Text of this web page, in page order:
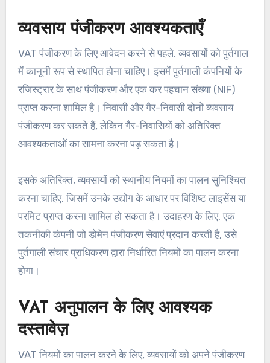
व्यवसाय पंजीकरण आवश्यकताएँ
VAT पंजीकरण के लिए आवेदन करने से पहले, व्यवसायों को पुर्तगाल
में कानूनी रूप से स्थापित होना चाहिए। इसमें पुर्तगाली कंपनियों के
रजिस्ट्रार के साथ पंजीकरण और एक कर पहचान संख्या (NIF)
प्राप्त करना शामिल है। निवासी और गैर-निवासी दोनों व्यवसाय
पंजीकरण कर सकते हैं, लेकिन गैर-निवासियों को अतिरिक्त
आवश्यकताओं का सामना करना पड़ सकता है।
इसके अतिरिक्त, व्यवसायों को स्थानीय नियमों का पालन सुनिश्चित
करना चाहिए, जिसमें उनके उद्योग के आधार पर विशिष्ट लाइसेंस या
परमिट प्राप्त करना शामिल हो सकता है। उदाहरण के लिए, एक
तकनीकी कंपनी जो डोमेन पंजीकरण सेवाएं प्रदान करती है, उसे
पुर्तगाली संचार प्राधिकरण द्वारा निर्धारित नियमों का पालन करना
होगा।
VAT अनुपालन के लिए आवश्यक
दस्तावेज़
VAT नियमों का पालन करने के लिए, व्यवसायों को अपने पंजीकरण